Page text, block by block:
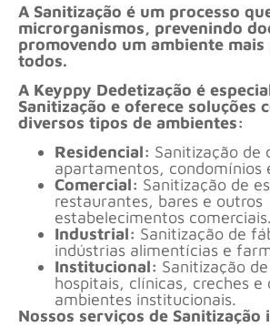
A Sanitização é um processo
microrganismos, prevenindo
promovendo um ambiente mais
todos.
A Keyppy Dedetização é
Sanitização e oferece soluções
diversos tipos de ambientes:
Residencial: Sanitização de
apartamentos, condomínios
Comercial: Sanitização de
restaurantes, bares e outros
estabelecimentos comerciais.
Industrial: Sanitização de
indústrias alimentícias e
Institucional: Sanitização
hospitais, clínicas, creches e
ambientes institucionais.
Nossos serviços de Sanitização